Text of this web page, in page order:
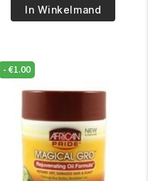
€6.95.€5.95.
Pride
Olive
Leave-
In
Conditioner
355
ml
aantal
In Winkelmand
-€1.00